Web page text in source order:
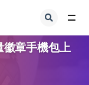
徽章手機包上